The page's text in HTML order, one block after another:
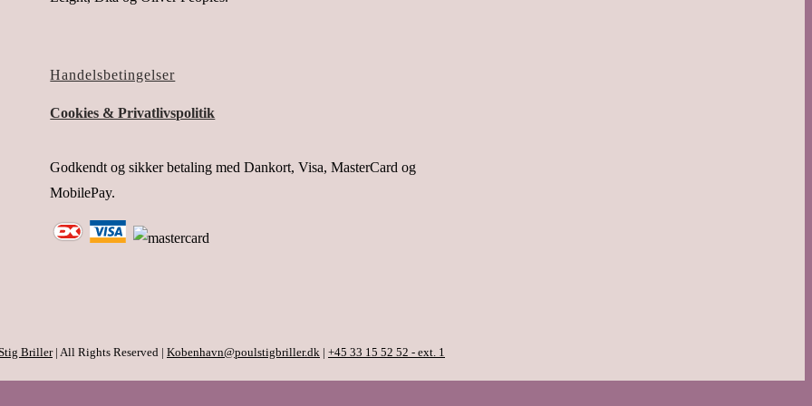
Handelsbetingelser
Cookies & Privatlivspolitik
Godkendt og sikker betaling med Dankort, Visa, MasterCard og
MobilePay.
Briller| All Rights Reserved | Kobenhavn@poulstigbriller.dk | +45 33 15 52 52 - ext. 1